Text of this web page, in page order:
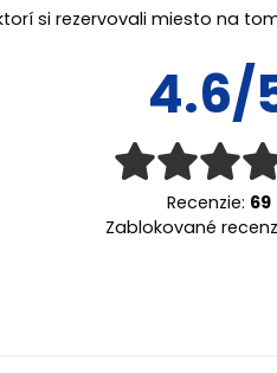
si rezervovali miesto na
4.6/
Recenzie: 69
Zablokované